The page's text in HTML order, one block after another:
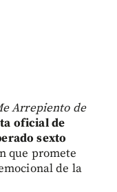
Arrepiento de
oficial de
sexto
que promete
de la